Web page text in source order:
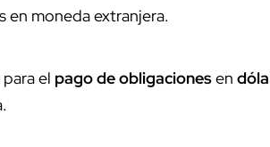
en moneda extranjera.
el pago de obligacionesen